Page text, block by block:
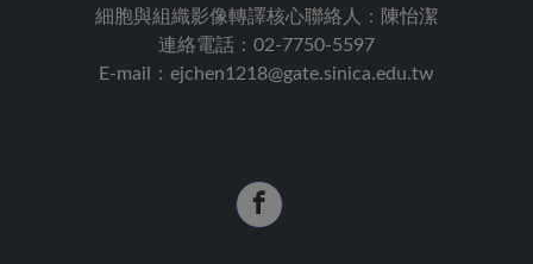
細胞與組織影像轉譯核心聯絡人：陳怡潔
連絡電話：02-7750-5597
E-mail：ejchen1218@gate.sinica.edu.tw